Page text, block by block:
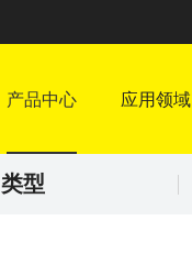
产品中心 应用领域
类型